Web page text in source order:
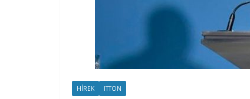
HÍREK ITTON